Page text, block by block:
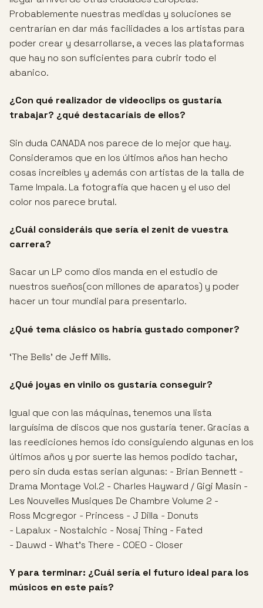
Probablemente nuestras medidas y soluciones se
centrarían en dar más facilidades a los artistas para
poder crear y desarrollarse, a veces las plataformas
que hay no son suficientes para cubrir todo el
abanico.
¿Con qué realizador de videoclips os gustaría
trabajar? ¿qué destacaríais de ellos?
Sin duda CANADA nos parece de lo mejor que hay.
Consideramos que en los últimos años han hecho
cosas increíbles y además con artistas de la talla de
Tame Impala. La fotografía que hacen y el uso del
color nos parece brutal.
¿Cuál consideráis que sería el zenit de vuestra
carrera?
Sacar un LP como dios manda en el estudio de
nuestros sueños(con millones de aparatos) y poder
hacer un tour mundial para presentarlo.
¿Qué tema clásico os habría gustado componer?
‘The Bells’ de Jeff Mills.
¿Qué joyas en vinilo os gustaría conseguir?
Igual que con las máquinas, tenemos una lista
larguísima de discos que nos gustaría tener. Gracias a
las reediciones hemos ido consiguiendo algunas en los
últimos años y por suerte las hemos podido tachar,
pero sin duda estas serian algunas: - Brian Bennett -
Drama Montage Vol.2 - Charles Hayward / Gigi Masin -
Les Nouvelles Musiques De Chambre Volume 2 -
Ross Mcgregor - Princess - J Dilla - Donuts
- Lapalux - Nostalchic - Nosaj Thing - Fated
- Dauwd - What’s There - COEO - Closer
Y para terminar: ¿Cuál sería el futuro ideal para los
músicos en este país?